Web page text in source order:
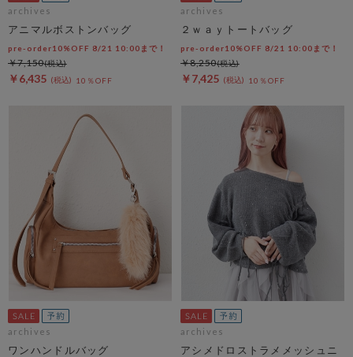
archives
アニマルボストンバッグ
pre-order10%OFF 8/21 10:00まで！
￥6,435 10％OFF
￥7,150
archives
２ｗａｙトートバッグ
pre-order10%OFF 8/21 10:00まで！
￥7,425 10％OFF
￥8,250
archives
ワンハンドルバッグ
archives
アシメドロストラメメッシュニ